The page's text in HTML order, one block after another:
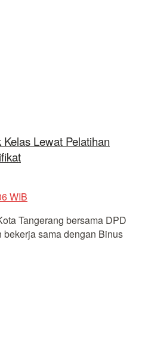
Lewat Pelatihan
WIB
Tangerang bersama DPD
bekerja sama dengan Binus